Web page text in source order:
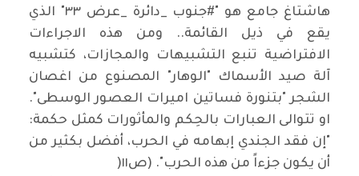
هاشتاغ جامع هو "#جنوب _دائرة _عرض ٣٣" الذي
يقع في ذيل القائمة.. ومن هذه الاجراءات
الافتراضية تنبع التشبيهات والمجازات، كتشبيه
آلة صيد الأسماك "الوهار" المصنوع من اغصان
الشجر "بتنورة فساتين اميرات العصور الوسطى".
او تتوالى العبارات بالحِكم والمأثورات كمثل حكمة:
"إن فقد الجندي إبهامه في الحرب، أفضل بكثير من
أن يكون جزءاً من هذه الحرب". (ص١١ )